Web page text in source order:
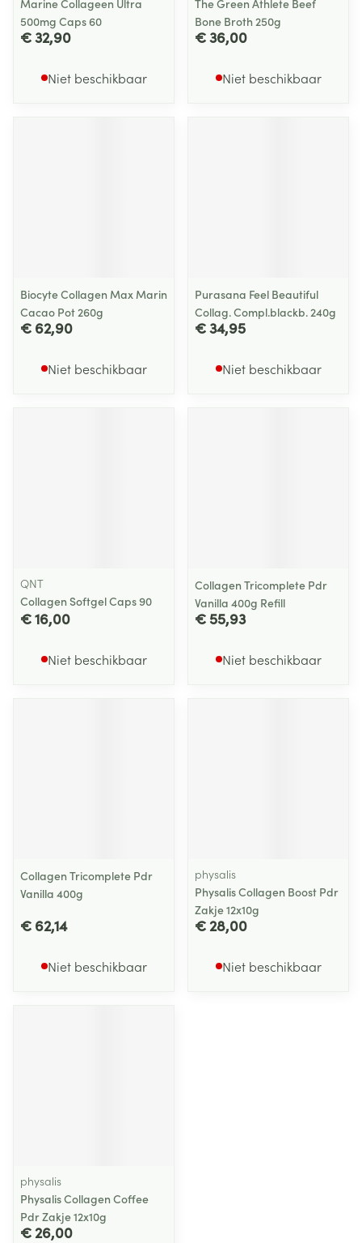
Marine Collageen Ultra
500mg Caps 60
€ 32,90
Niet beschikbaar
The Green Athlete Beef
Bone Broth 250g
€ 36,00
Niet beschikbaar
Biocyte Collagen Max Marin
Cacao Pot 260g
€ 62,90
Niet beschikbaar
Purasana Feel Beautiful
Collag. Compl.blackb. 240g
€ 34,95
Niet beschikbaar
QNT
Collagen Softgel Caps 90
€ 16,00
Niet beschikbaar
Collagen Tricomplete Pdr
Vanilla 400g Refill
€ 55,93
Niet beschikbaar
Collagen Tricomplete Pdr
Vanilla 400g
€ 62,14
Niet beschikbaar
physalis
Physalis Collagen Boost Pdr
Zakje 12x10g
€ 28,00
Niet beschikbaar
physalis
Physalis Collagen Coffee
Pdr Zakje 12x10g
€ 26,00